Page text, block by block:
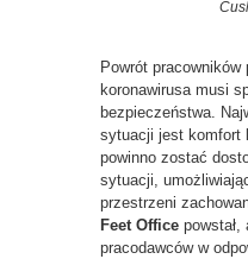
Powrót pracowników
koronawirusa musi
bezpieczeństwa.
sytuacji jest komfort
powinno zostać
sytuacji,
przestrzeni
Feet Office powstał,
pracodawców w